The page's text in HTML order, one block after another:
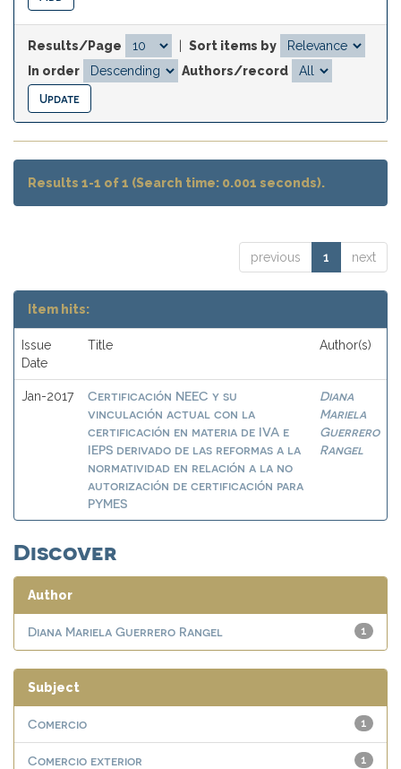
Results/Page
Sort items by
In order
Authors/record
Results 1-1 of 1 (Search time: 0.001 seconds).
previous 1 next
Item hits:
Issue
Date
Title Author(s)
Jan-2017
Certificación NEEC y su
vinculación actual con la
certificación en materia de IVA e
IEPS derivado de las reformas a la
normatividad en relación a la no
autorización de certificación para
PYMES
Diana
Mariela
Guerrero
Rangel
Discover
Author
1
Diana Mariela Guerrero Rangel
Subject
1
Comercio
1
Comercio exterior